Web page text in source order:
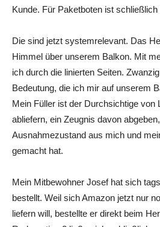
Kunde. Für Paketboten ist
Die sind jetzt systemrelevant. Das
Himmel über unserem Balkon. Mit
ich durch die linierten Seiten.
Bedeutung, die ich mir auf unserem
Mein Füller ist der Durchsichtige von
abliefern, ein Zeugnis davon
Ausnahmezustand aus mich und
gemacht hat.
Mein Mitbewohner Josef hat sich
bestellt. Weil sich Amazon jetzt nur
liefern will, bestellte er direkt beim